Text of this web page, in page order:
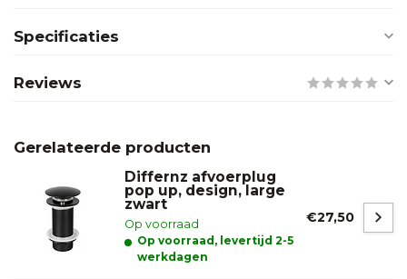
Specificaties
Reviews
Gerelateerde producten
Differnz afvoerplug
pop up, design, large
zwart
Op voorraad
Op voorraad, levertijd 2-5
werkdagen
€27,50